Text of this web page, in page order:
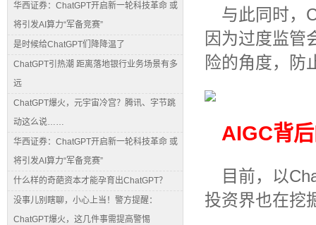
华西证券：ChatGPT开启新一轮科技革命 或
将引发AI算力“军备竞赛”
是时候给ChatGPT们降降温了
ChatGPT引热潮 距离落地银行业务场景有多
远
ChatGPT爆火，元宇宙冷宫？腾讯、字节跳
动这么说……
华西证券：ChatGPT开启新一轮科技革命 或
将引发AI算力“军备竞赛”
什么样的奇葩资本才能孕育出ChatGPT？
没事儿别瞎聊，小心上当！警方提醒：
ChatGPT爆火，这几件事需提高警惕
与此同时，
因为过度监管
险的角度，防
AIGC背
目前，以
投资界也在挖